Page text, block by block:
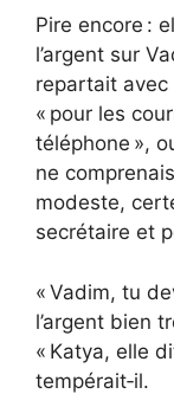
Pire encore :
l’argent sur
repartait avec
« pour les
téléphone »,
ne
modeste,
secrétaire et
« Vadim, tu
l’argent bien
« Katya, elle
tempérait‑il.